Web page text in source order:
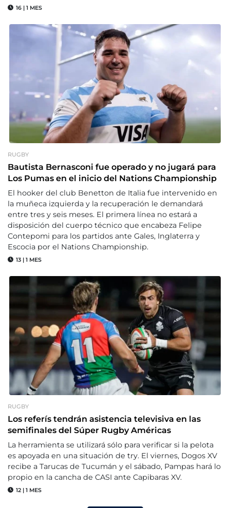
16 | 1 MES
RUGBY
Bautista Bernasconi fue operado y no jugará para
Los Pumas en el inicio del Nations Championship
El hooker del club Benetton de Italia fue intervenido en
la muñeca izquierda y la recuperación le demandará
entre tres y seis meses. El primera línea no estará a
disposición del cuerpo técnico que encabeza Felipe
Contepomi para los partidos ante Gales, Inglaterra y
Escocia por el Nations Championship.
13 | 1 MES
RUGBY
Los referís tendrán asistencia televisiva en las
semifinales del Súper Rugby Américas
La herramienta se utilizará sólo para verificar si la pelota
es apoyada en una situación de try. El viernes, Dogos XV
recibe a Tarucas de Tucumán y el sábado, Pampas hará lo
propio en la cancha de CASI ante Capibaras XV.
12 | 1 MES